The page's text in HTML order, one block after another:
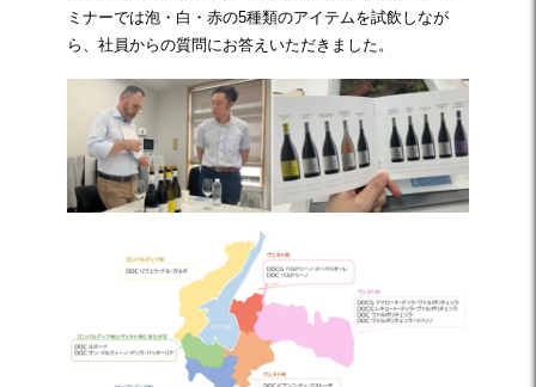
ミナーでは泡・白・赤の5種類のアイテムを試飲しなが
ら、社員からの質問にお答えいただきました。